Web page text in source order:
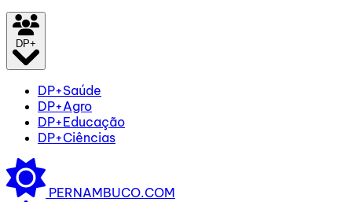
DP+
DP+Saúde
DP+Agro
DP+Educação
DP+Ciências
PERNAMBUCO.COM